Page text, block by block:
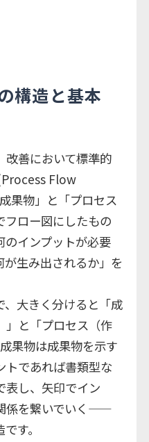
構造と基本
改善において標準的
Flow
果物」と「プロセス
フロー図にしたもの
のインプットが必要
生み出されるか」を
大きく分けると「成
」と「プロセス（作
果物は成果物を示す
トであれば書類型な
表し、矢印でイン
係を繋いでいく——
す。